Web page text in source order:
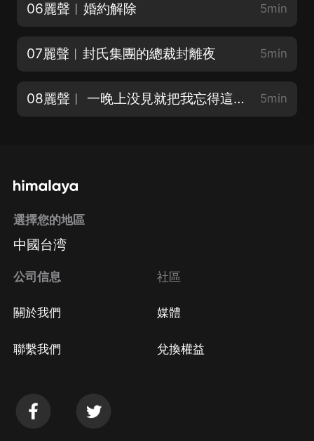
06麗聲︱婚約解除 5min
07麗聲︱封氏集團的總裁封離夜 5min
08麗聲︱ 一晚上没見就把我忘得這麼干淨 5min
選擇您的地區
中國台湾
公司信息
關於我們
聯繫我們
社區
媒體
兌換權益